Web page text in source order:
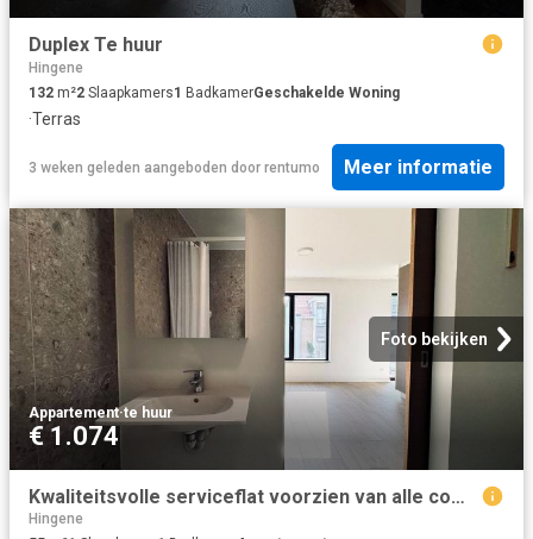
Duplex Te huur
Hingene
132 m²2 Slaapkamers1 BadkamerGeschakelde Woning
·Terras
3 weken geleden aangeboden door rentumo Meer informatie
Foto bekijken
Appartement·te huur
€ 1.074
Kwaliteitsvolle serviceflat voorzien van alle comfort te Rupelmonde
Hingene